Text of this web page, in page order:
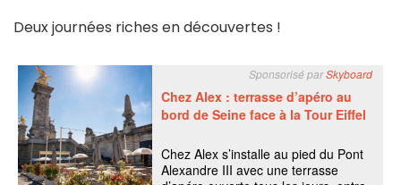
Deux journées riches en découvertes !